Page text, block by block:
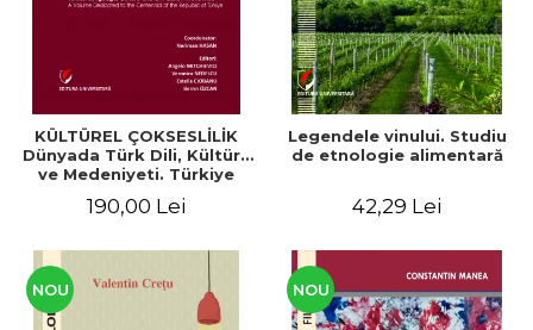
KÜLTÜREL ÇOKSESLİLİK
Dünyada Türk Dili, Kültürü
ve Medeniyeti. Türkiye
Armağan/ POLIFONII
și civilizația turcă în lume.
Centenarului
190,00 Lei
Legendele vinului. Studiu
de etnologie alimentară
42,29 Lei
NOU NOU